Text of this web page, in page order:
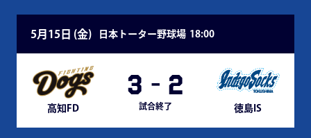
5月15日 (金) 日本トーター野球場 18:00
高知FD
3 - 2
試合終了 徳島IS